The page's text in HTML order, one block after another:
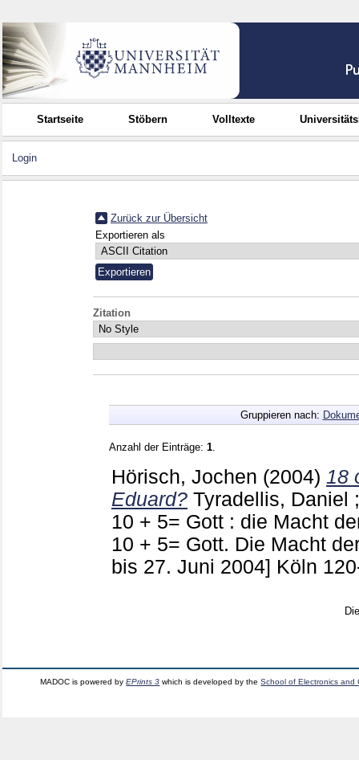
Startseite Stöbern Volltexte
Login
Zurück zur Übersicht
Exportieren als
Zitation
Gruppieren nach:
Anzahl der Einträge: 1
Hörisch, Jochen (2004) 18
Eduard? Tyradellis, Daniel
10 + 5= Gott : die Macht
10 + 5= Gott. Die Macht
bis 27. Juni 2004] Köln
MADOC is powered byEPrints 3 which is developed by theSchool of Electronics and